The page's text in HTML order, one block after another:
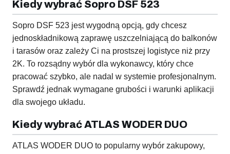
Kiedy wybrać Sopro DSF 523
Sopro DSF 523 jest wygodną opcją, gdy chcesz
jednoskładnikową zaprawę uszczelniającą do balkonów
i tarasów oraz zależy Ci na prostszej logistyce niż przy
2K. To rozsądny wybór dla wykonawcy, który chce
pracować szybko, ale nadal w systemie profesjonalnym.
Sprawdź jednak wymagane grubości i warunki aplikacji
dla swojego układu.
Kiedy wybrać ATLAS WODER DUO
ATLAS WODER DUO to popularny wybór zakupowy,